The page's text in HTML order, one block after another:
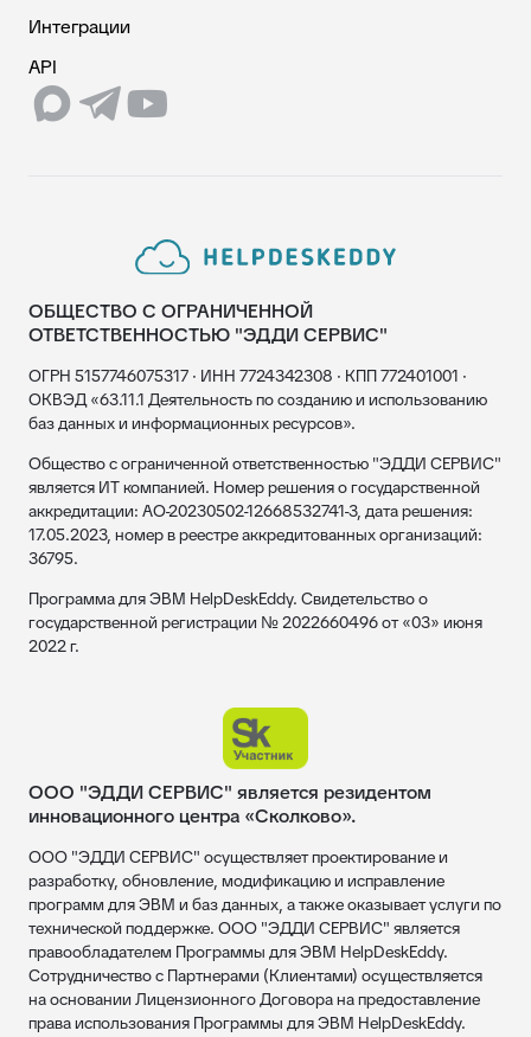
Интеграции
API
ОБЩЕСТВО С ОГРАНИЧЕННОЙ
ОТВЕТСТВЕННОСТЬЮ "ЭДДИ СЕРВИС"
ОГРН 5157746075317 · ИНН 7724342308 · КПП 772401001 ·
ОКВЭД «63.11.1 Деятельность по созданию и использованию
баз данных и информационных ресурсов».
Общество с ограниченной ответственностью "ЭДДИ СЕРВИС"
является ИТ компанией. Номер решения о государственной
аккредитации: АО-20230502-12668532741-3, дата решения:
17.05.2023, номер в реестре аккредитованных организаций:
36795.
Программа для ЭВМ HelpDeskEddy. Свидетельство о
государственной регистрации № 2022660496 от «03» июня
2022 г.
ООО "ЭДДИ СЕРВИС" является резидентом
инновационного центра «Сколково».
ООО "ЭДДИ СЕРВИС" осуществляет проектирование и
разработку, обновление, модификацию и исправление
программ для ЭВМ и баз данных, а также оказывает услуги по
технической поддержке. ООО "ЭДДИ СЕРВИС" является
правообладателем Программы для ЭВМ HelpDeskEddy.
Сотрудничество с Партнерами (Клиентами) осуществляется
на основании Лицензионного Договора на предоставление
права использования Программы для ЭВМ HelpDeskEddy.